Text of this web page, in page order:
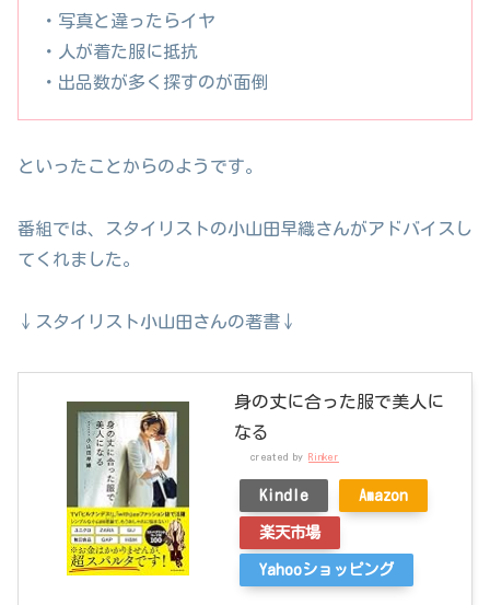
・写真と違ったらイヤ
・人が着た服に抵抗
・出品数が多く探すのが面倒
といったことからのようです。
番組では、スタイリストの小山田早織さんがアドバイスし
てくれました。
↓スタイリスト小山田さんの著書↓
身の丈に合った服で美人に
なる
created by Rinker
Kindle Amazon
楽天市場
Yahooショッピング